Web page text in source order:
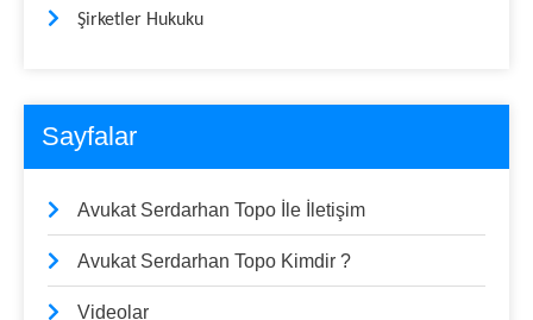
Şirketler Hukuku
Sayfalar
Avukat Serdarhan Topo İle İletişim
Avukat Serdarhan Topo Kimdir ?
Videolar